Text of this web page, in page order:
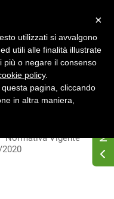
Normativa Vigente
2020
×
utilizzati si avvalgono
utili alle finalità illustrate
più o negare il consenso
policy.
pagina, cliccando
in altra maniera,